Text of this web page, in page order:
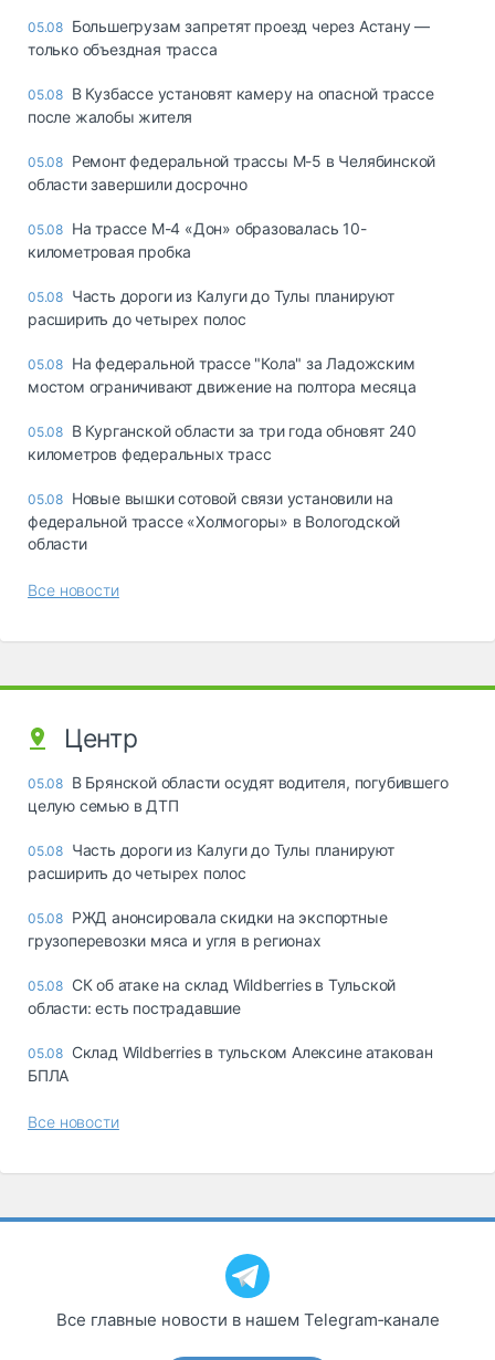
05.08 Большегрузам запретят проезд через Астану —
только объездная трасса
05.08 В Кузбассе установят камеру на опасной трассе
после жалобы жителя
05.08 Ремонт федеральной трассы М-5 в Челябинской
области завершили досрочно
05.08 На трассе М-4 «Дон» образовалась 10-
километровая пробка
05.08 Часть дороги из Калуги до Тулы планируют
расширить до четырех полос
05.08 На федеральной трассе "Кола" за Ладожским
мостом ограничивают движение на полтора месяца
05.08 В Курганской области за три года обновят 240
километров федеральных трасс
05.08 Новые вышки сотовой связи установили на
федеральной трассе «Холмогоры» в Вологодской
области
Все новости
Центр
05.08 В Брянской области осудят водителя, погубившего
целую семью в ДТП
05.08 Часть дороги из Калуги до Тулы планируют
расширить до четырех полос
05.08 РЖД анонсировала скидки на экспортные
грузоперевозки мяса и угля в регионах
05.08 СК об атаке на склад Wildberries в Тульской
области: есть пострадавшие
05.08 Склад Wildberries в тульском Алексине атакован
БПЛА
Все новости
Все главные новости в нашем Telegram‑канале